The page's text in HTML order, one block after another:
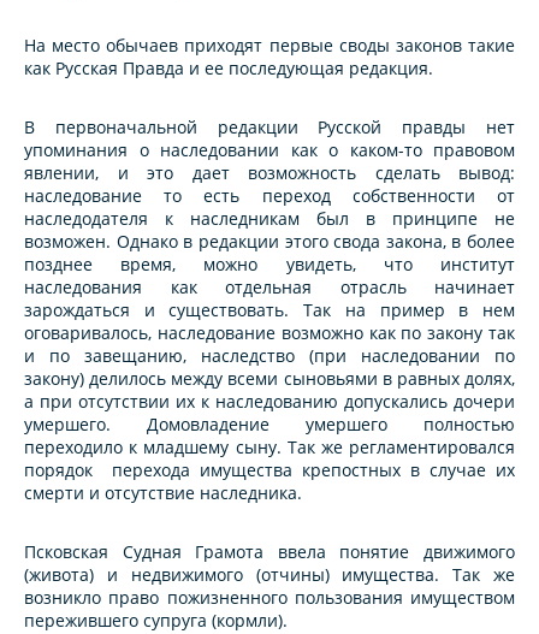
На место обычаев приходят первые своды законов такие
как Русская Правда и ее последующая редакция.
В первоначальной редакции Русской правды нет
упоминания о наследовании как о каком-то правовом
явлении, и это дает возможность сделать вывод:
наследование то есть переход собственности от
наследодателя к наследникам был в принципе не
возможен. Однако в редакции этого свода закона, в более
позднее время, можно увидеть, что институт
наследования как отдельная отрасль начинает
зарождаться и существовать. Так на пример в нем
оговаривалось, наследование возможно как по закону так
и по завещанию, наследство (при наследовании по
закону) делилось между всеми сыновьями в равных долях,
а при отсутствии их к наследованию допускались дочери
умершего. Домовладение умершего полностью
переходило к младшему сыну. Так же регламентировался
порядок перехода имущества крепостных в случае их
смерти и отсутствие наследника.
Псковская Судная Грамота ввела понятие движимого
(живота) и недвижимого (отчины) имущества. Так же
возникло право пожизненного пользования имуществом
пережившего супруга (кормли).